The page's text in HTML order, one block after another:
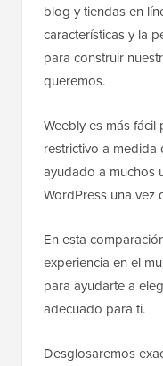
blog y tiendas en
características y la
para construir
queremos.
Weebly es más
restrictivo a medida
ayudado a muchos
WordPress una vez
En esta
experiencia en el
para ayudarte a
adecuado para ti.
Desglosaremos